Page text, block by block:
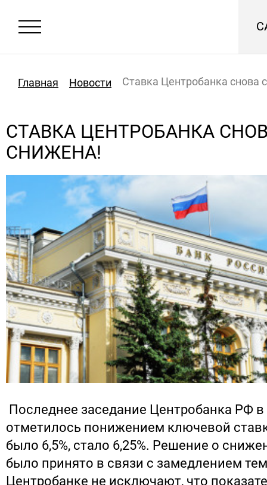
Главная Новости Ставка Центробанка снова
СТАВКА ЦЕНТРОБАНКА
СНИЖЕНА!
Последнее заседание Центробанка РФ в
отметилось понижением ключевой
было 6,5%, стало 6,25%. Решение о
было принято в связи с замедлением
Центробанке не исключают, что